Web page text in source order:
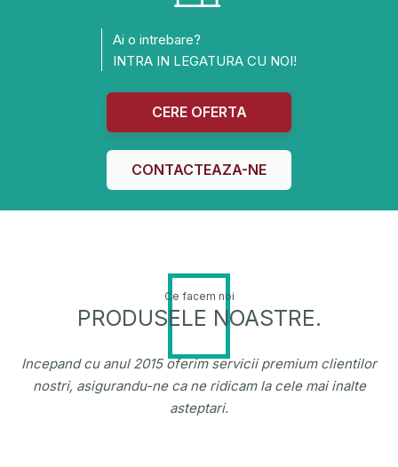
Ai o intrebare?
INTRA IN LEGATURA CU NOI!
CERE OFERTA
CONTACTEAZA-NE
Ce facem noi
PRODUSELE NOASTRE.
Incepand cu anul 2015 oferim servicii premium clientilor
nostri, asigurandu-ne ca ne ridicam la cele mai inalte
asteptari.